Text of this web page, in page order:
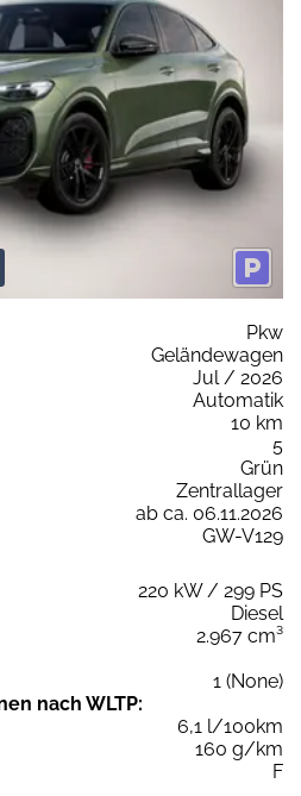
Pkw
Geländewagen
Jul / 2026
Automatik
10 km
5
Grün
Zentrallager
ab ca. 06.11.2026
GW-V129
220 kW / 299 PS
Diesel
2.967 cm³
1 (None)
nach WLTP:
6,1 l/100km
160 g/km
F